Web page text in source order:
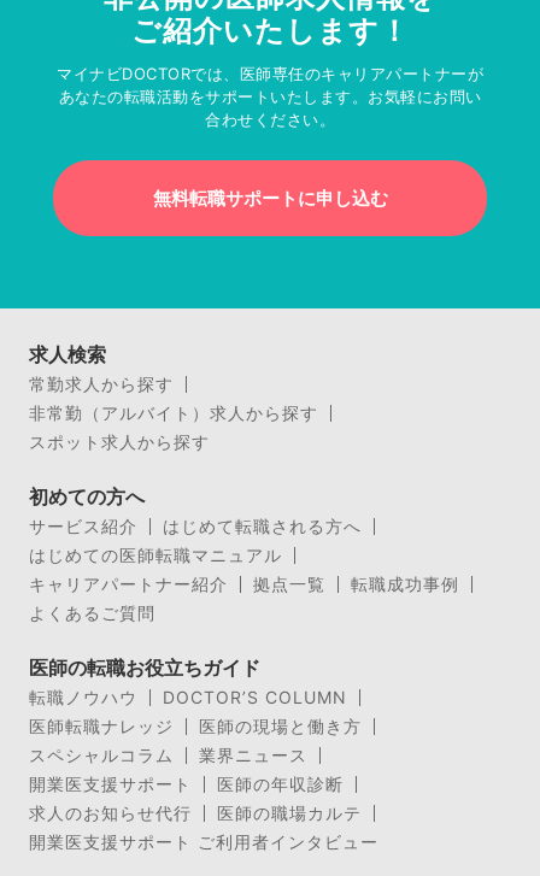
ご紹介いたします！
マイナビDOCTORでは、医師専任のキャリアパートナーが
あなたの転職活動をサポートいたします。お気軽にお問い
合わせください。
無料転職サポートに申し込む
求人検索
常勤求人から探す
非常勤（アルバイト）求人から探す
スポット求人から探す
初めての方へ
サービス紹介
はじめて転職される方へ
はじめての医師転職マニュアル
キャリアパートナー紹介
拠点一覧
転職成功事例
よくあるご質問
医師の転職お役立ちガイド
転職ノウハウ
DOCTOR’S COLUMN
医師転職ナレッジ
医師の現場と働き方
スペシャルコラム
業界ニュース
開業医支援サポート
医師の年収診断
求人のお知らせ代行
医師の職場カルテ
開業医支援サポート ご利用者インタビュー